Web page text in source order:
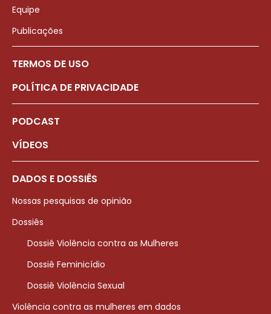
Equipe
Publicações
TERMOS DE USO
POLÍTICA DE PRIVACIDADE
PODCAST
VÍDEOS
DADOS E DOSSIÊS
Nossas pesquisas de opinião
Dossiês
Dossiê Violência contra as Mulheres
Dossiê Feminicídio
Dossiê Violência Sexual
Violência contra as mulheres em dados